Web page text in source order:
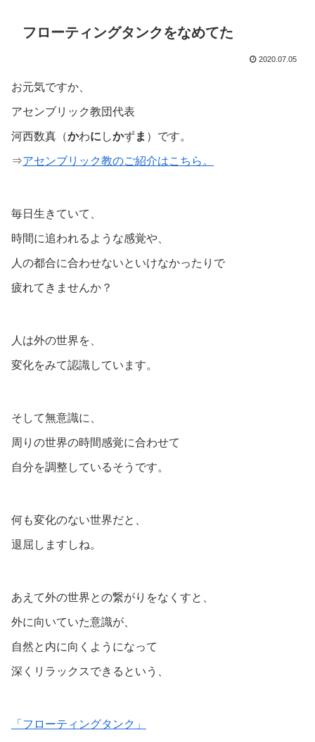
フローティングタンクをなめてた
2020.07.05
お元気ですか、
アセンブリック教団代表
河西数真（かわに しかずま ）です。
⇒アセンブリック教のご紹介はこちら。
毎日生きていて、
時間に追われるような感覚や、
人の都合に合わせないといけなかったりで
疲れてきませんか？
人は外の世界を、
変化をみて認識しています。
そして無意識に、
周りの世界の時間感覚に合わせて
自分を調整しているそうです。
何も変化のない世界だと、
退屈しますしね。
あえて外の世界との繋がりをなくすと、
外に向いていた意識が、
自然と内に向くようになって
深くリラックスできるという、
「フローティングタンク」